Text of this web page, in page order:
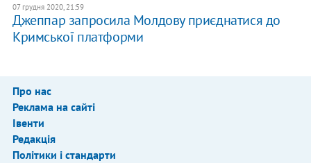
07 грудня 2020, 21:59
Джеппар запросила Молдову приєднатися до
Кримської платформи
Про нас
Реклама на сайті
Івенти
Редакція
Політики і стандарти